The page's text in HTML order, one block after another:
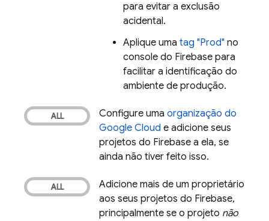
para evitar a exclusão
acidental.
Aplique uma tag "Prod" no
console do Firebase para
facilitar a identificação do
ambiente de produção.
Configure uma organização do
Google Cloud e adicione seus
projetos do Firebase a ela, se
ainda não tiver feito isso.
Adicione mais de um proprietário
aos seus projetos do Firebase,
principalmente se o projeto não